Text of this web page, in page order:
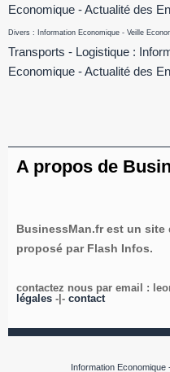
Economique - Actualité des
Divers : Information Economique - Veille
Transports - Logistique :
Economique - Actualité des
A propos de
BusinessMan.fr est un
proposé par Flash Infos.
contactez nous par email :
légales -|- contact
Information